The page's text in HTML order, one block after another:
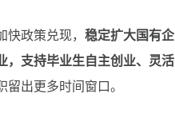
政策兑现， 稳定扩大国有企
，支持毕业生自主创业、灵活
出更多时间窗口。